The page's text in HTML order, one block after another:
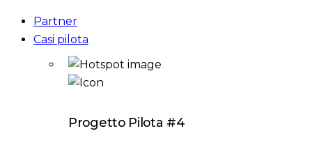
Partner
Casi pilota
Progetto Pilota #4